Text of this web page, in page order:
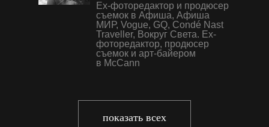
Ex-фоторедактор и продюсер
съемок в Афиша, Афиша
МИР, Vogue, GQ, Condé Nast
Traveller, Вокруг Света. Ex-
фоторедактор, продюсер
съемок и арт-байером
в McCann
показать всех